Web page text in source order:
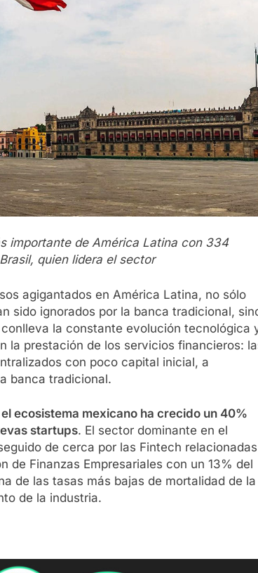
importante de América Latina con 334
quien lidera el sector
agigantados en América Latina, no sólo
sido ignorados por la banca tradicional,
la constante evolución tecnológica
la prestación de los servicios financieros:
con poco capital inicial, a
banca tradicional.
el ecosistema mexicano ha crecido un 40%
startups. El sector dominante en el
de cerca por las Fintech relacionadas
de Finanzas Empresariales con un 13% del
de las tasas más bajas de mortalidad de la
de la industria.